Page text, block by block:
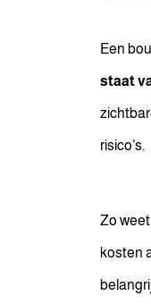
Een
staat
risico’s.
Zo
kosten